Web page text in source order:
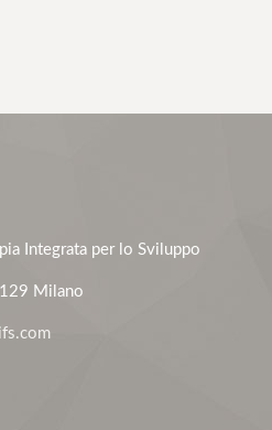
Free per le aziende
per il paziente non
medico-paziente: tecniche
la gestione del rischio stress lavoro-
Integrata per lo Sviluppo
Milano